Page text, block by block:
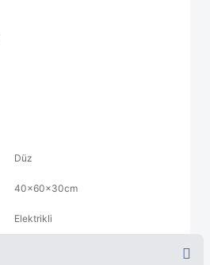
Düz
40x60x30cm
Elektrikli